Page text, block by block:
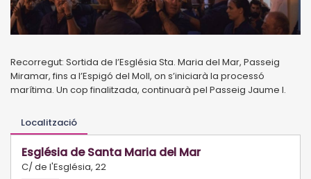
Recorregut: Sortida de l’Església Sta. Maria del Mar, Passeig
Miramar, fins a l’Espigó del Moll, on s’iniciarà la processó
marítima. Un cop finalitzada, continuarà pel Passeig Jaume I.
Localització
Església de Santa Maria del Mar
C/ de l'Església, 22